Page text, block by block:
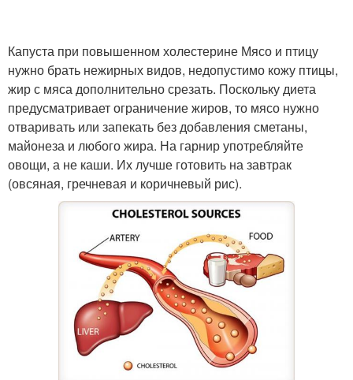
Капуста при повышенном холестерине Мясо и птицу
нужно брать нежирных видов, недопустимо кожу птицы,
жир с мяса дополнительно срезать. Поскольку диета
предусматривает ограничение жиров, то мясо нужно
отваривать или запекать без добавления сметаны,
майонеза и любого жира. На гарнир употребляйте
овощи, а не каши. Их лучше готовить на завтрак
(овсяная, гречневая и коричневый рис).